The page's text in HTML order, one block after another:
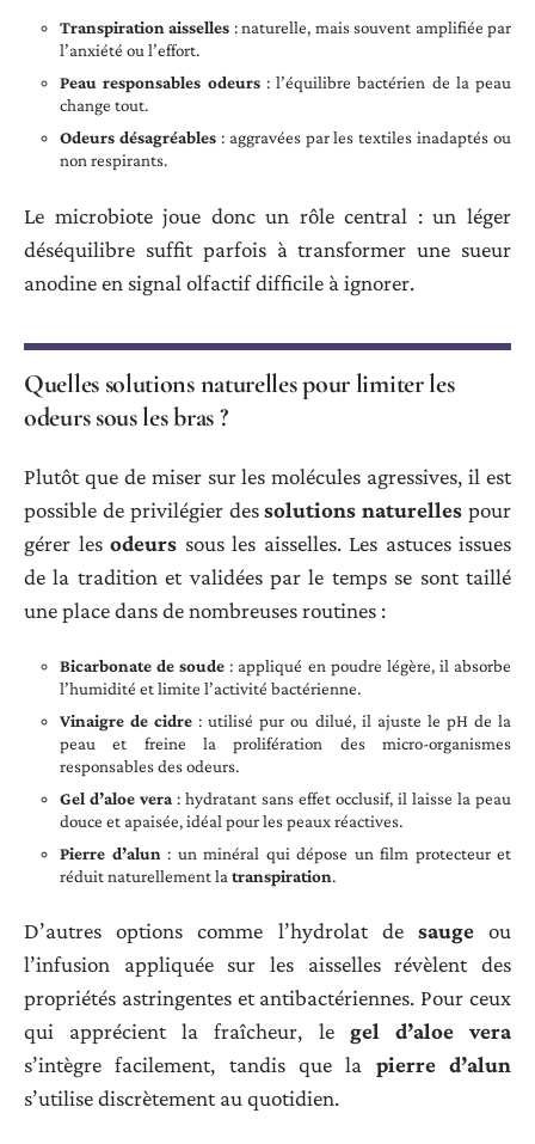
Transpiration aisselles : naturelle, mais souvent amplifiée par
l’anxiété ou l’effort.
Peau responsables odeurs: l’équilibre bactérien de la peau
change tout.
Odeurs désagréables: aggravées par les textiles inadaptés ou
non respirants.
Le microbiote joue donc un rôle central : un léger
déséquilibre suffit parfois à transformer une sueur
anodine en signal olfactif difficile à ignorer.
Quelles solutions naturelles pour limiter les
odeurs sous les bras ?
Plutôt que de miser sur les molécules agressives, il est
possible de privilégier dessolutions naturelles pour
gérer les odeurs sous les aisselles. Les astuces issues
de la tradition et validées par le temps se sont taillé
une place dans de nombreuses routines :
Bicarbonate de soude : appliqué en poudre légère, il absorbe
l’humidité et limite l’activité bactérienne.
Vinaigre de cidre : utilisé pur ou dilué, il ajuste le pH de la
peau et freine la prolifération des micro-organismes
responsables des odeurs.
Gel d’aloe vera : hydratant sans effet occlusif, il laisse la peau
douce et apaisée, idéal pour les peaux réactives.
Pierre d’alun : un minéral qui dépose un film protecteur et
réduit naturellement la transpiration.
D’autres options comme l’hydrolat de saugeou
l’infusion appliquée sur les aisselles révèlent des
propriétés astringentes et antibactériennes. Pour ceux
qui apprécient la fraîcheur, le gel d’aloe vera
s’intègre facilement, tandis que la pierre d’alun
s’utilise discrètement au quotidien.